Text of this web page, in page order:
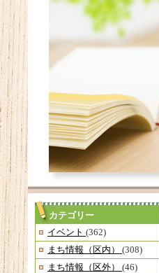
カテゴリー
イベント (362)
まち情報（区内） (308)
まち情報（区外） (46)